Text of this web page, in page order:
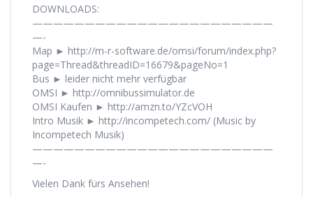
DOWNLOADS:
———————————————————————
—-
Map ► http://m-r-software.de/omsi/forum/index.php?
page=Thread&threadID=16679&pageNo=1
Bus ► leider nicht mehr verfügbar
OMSI ► http://omnibussimulator.de
OMSI Kaufen ► http://amzn.to/YZcVOH
Intro Musik ► http://incompetech.com/ (Music by
Incompetech Musik)
———————————————————————
—-
Vielen Dank fürs Ansehen!